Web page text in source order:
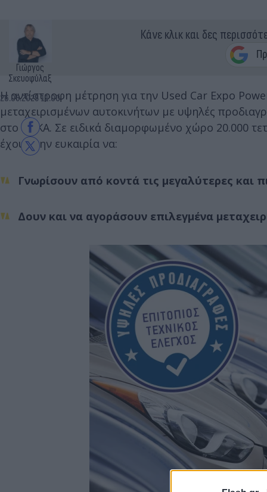
Γιώργος
Σκευοφύλαξ
26.05.2025 11:00
Κάνε κλικ και δες
Η αντίστροφη μέτρηση για την Used Car Expo
μεταχειρισμένων αυτοκινήτων με υψηλές
στο ΟΑΚΑ. Σε ειδικά διαμορφωμένο χώρο 20.000
έχουν την ευκαιρία να:
Γνωρίσουν από κοντά τις μεγαλύτερες και
Δουν και να αγοράσουν επιλεγμένα